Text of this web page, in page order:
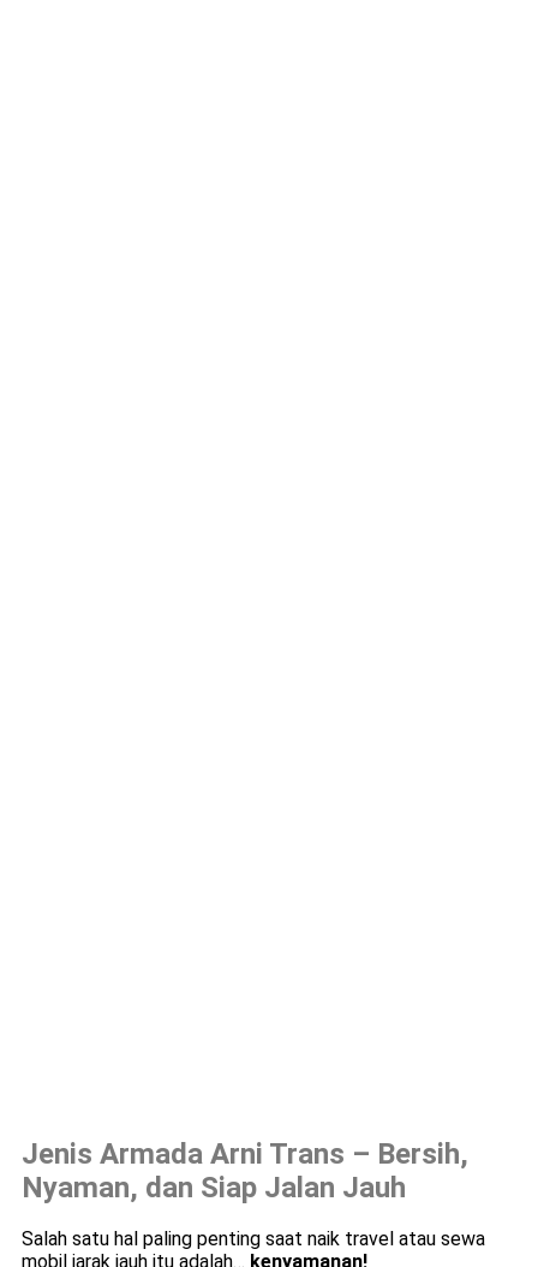
Jenis Armada Arni Trans – Bersih,
Nyaman, dan Siap Jalan Jauh
Salah satu hal paling penting saat naik travel atau sewa
mobil jarak jauh itu adalah… kenyamanan!